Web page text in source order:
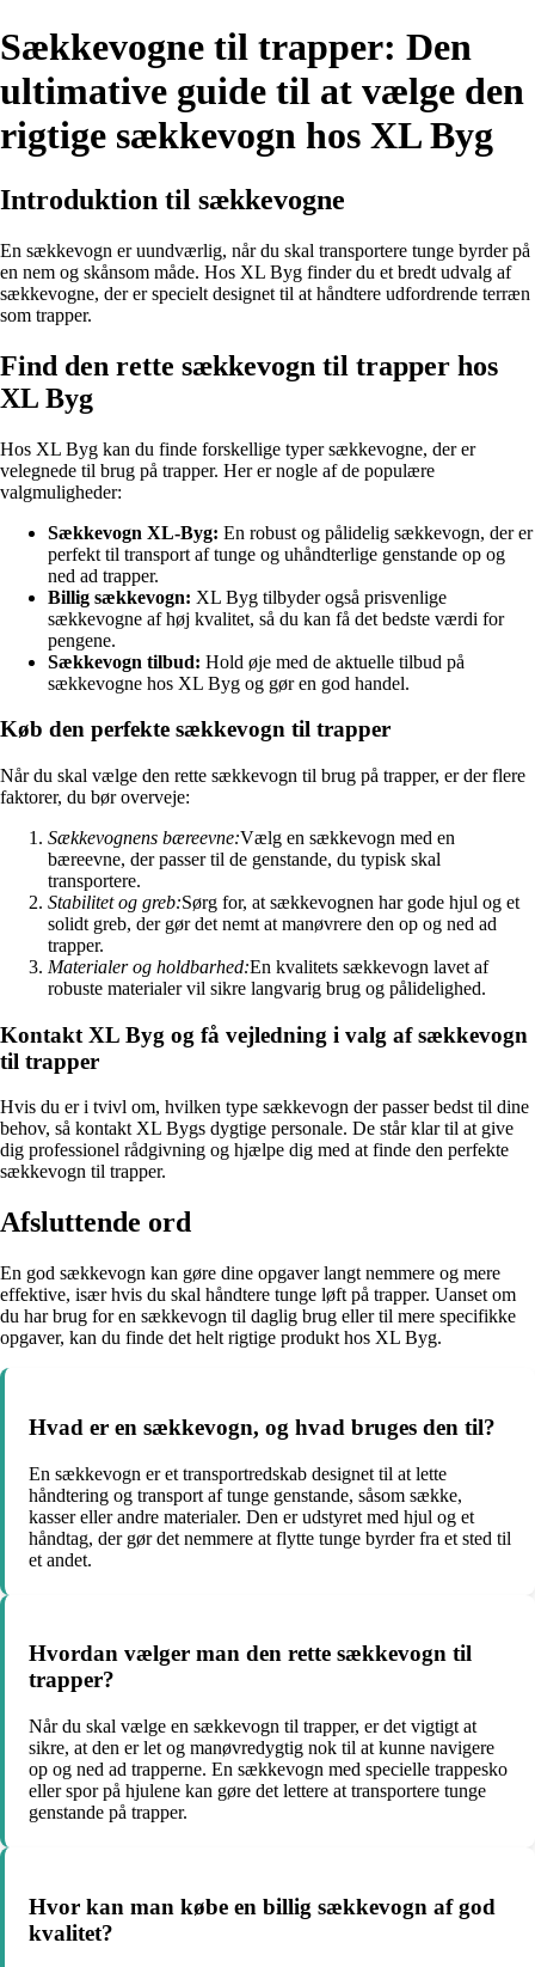
Sækkevogne til trapper: Den
ultimative guide til at vælge den
rigtige sækkevogn hos XL Byg
Introduktion til sækkevogne
En sækkevogn er uundværlig, når du skal transportere tunge byrder på
en nem og skånsom måde. Hos XL Byg finder du et bredt udvalg af
sækkevogne, der er specielt designet til at håndtere udfordrende terræn
som trapper.
Find den rette sækkevogn til trapper hos
XL Byg
Hos XL Byg kan du finde forskellige typer sækkevogne, der er
velegnede til brug på trapper. Her er nogle af de populære
valgmuligheder:
Sækkevogn XL-Byg: En robust og pålidelig sækkevogn, der er
perfekt til transport af tunge og uhåndterlige genstande op og
ned ad trapper.
Billig sækkevogn: XL Byg tilbyder også prisvenlige
sækkevogne af høj kvalitet, så du kan få det bedste værdi for
pengene.
Sækkevogn tilbud: Hold øje med de aktuelle tilbud på
sækkevogne hos XL Byg og gør en god handel.
Køb den perfekte sækkevogn til trapper
Når du skal vælge den rette sækkevogn til brug på trapper, er der flere
faktorer, du bør overveje:
Sækkevognens bæreevne:Vælg en sækkevogn med en
bæreevne, der passer til de genstande, du typisk skal
transportere.
Stabilitet og greb:Sørg for, at sækkevognen har gode hjul og et
solidt greb, der gør det nemt at manøvrere den op og ned ad
trapper.
Materialer og holdbarhed:En kvalitets sækkevogn lavet af
robuste materialer vil sikre langvarig brug og pålidelighed.
Kontakt XL Byg og få vejledning i valg af sækkevogn
til trapper
Hvis du er i tvivl om, hvilken type sækkevogn der passer bedst til dine
behov, så kontakt XL Bygs dygtige personale. De står klar til at give
dig professionel rådgivning og hjælpe dig med at finde den perfekte
sækkevogn til trapper.
Afsluttende ord
En god sækkevogn kan gøre dine opgaver langt nemmere og mere
effektive, især hvis du skal håndtere tunge løft på trapper. Uanset om
du har brug for en sækkevogn til daglig brug eller til mere specifikke
opgaver, kan du finde det helt rigtige produkt hos XL Byg.
Hvad er en sækkevogn, og hvad bruges den til?
En sækkevogn er et transportredskab designet til at lette
håndtering og transport af tunge genstande, såsom sække,
kasser eller andre materialer. Den er udstyret med hjul og et
håndtag, der gør det nemmere at flytte tunge byrder fra et sted til
et andet.
Hvordan vælger man den rette sækkevogn til
trapper?
Når du skal vælge en sækkevogn til trapper, er det vigtigt at
sikre, at den er let og manøvredygtig nok til at kunne navigere
op og ned ad trapperne. En sækkevogn med specielle trappesko
eller spor på hjulene kan gøre det lettere at transportere tunge
genstande på trapper.
Hvor kan man købe en billig sækkevogn af god
kvalitet?